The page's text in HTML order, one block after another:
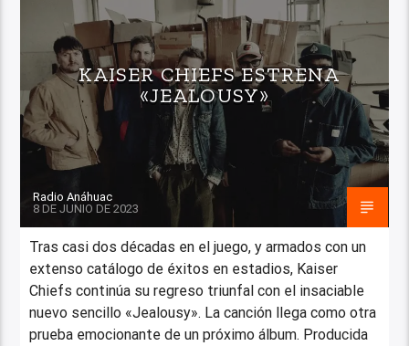
KAISER CHIEFS ESTRENA
«JEALOUSY»
Radio Anáhuac
8 DE JUNIO DE 2023
Tras casi dos décadas en el juego, y armados con un
extenso catálogo de éxitos en estadios, Kaiser
Chiefs continúa su regreso triunfal con el insaciable
nuevo sencillo «Jealousy». La canción llega como otra
prueba emocionante de un próximo álbum. Producida